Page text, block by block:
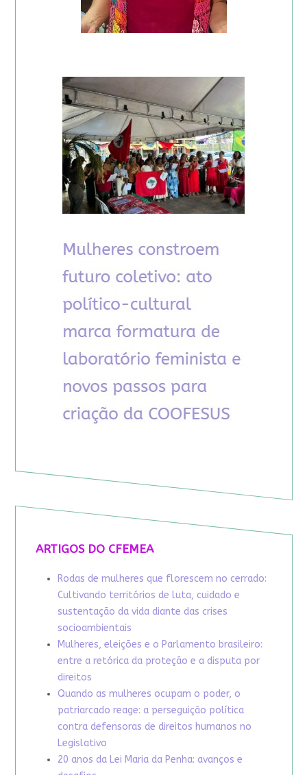
ARTIGOS DO CFEMEA
Rodas de mulheres que florescem no cerrado:
Cultivando territórios de luta, cuidado e
sustentação da vida diante das crises
socioambientais
Mulheres, eleições e o Parlamento brasileiro:
entre a retórica da proteção e a disputa por
direitos
Quando as mulheres ocupam o poder, o
patriarcado reage: a perseguição política
contra defensoras de direitos humanos no
Legislativo
20 anos da Lei Maria da Penha: avanços e